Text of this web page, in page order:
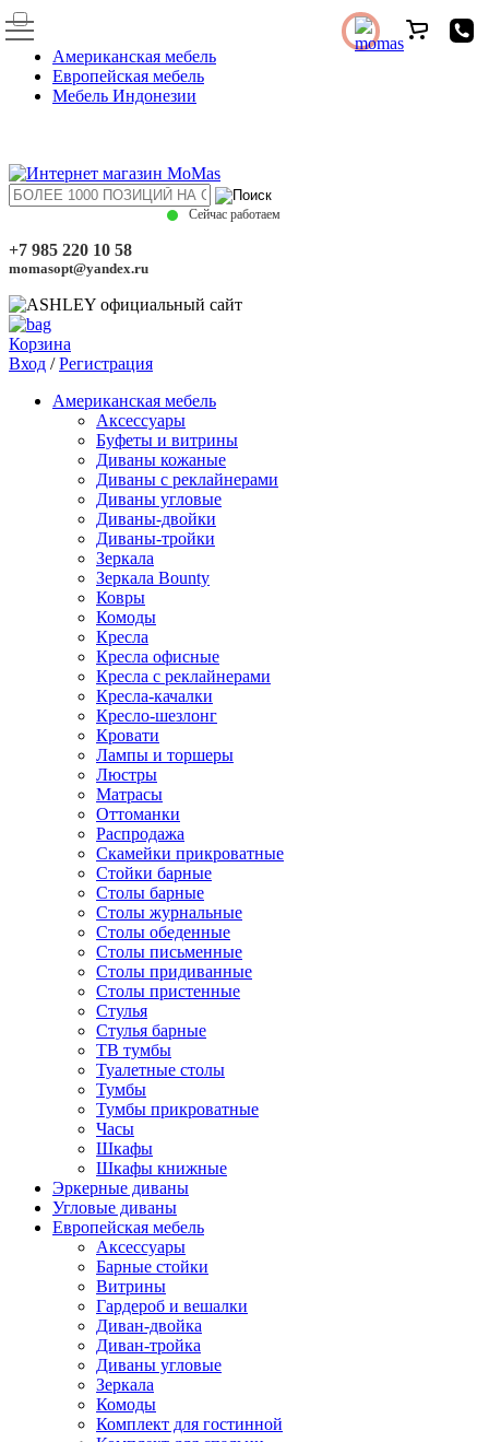
Американская мебель
Европейская мебель
Мебель Индонезии
Сейчас работаем
+7 985 220 10 58
momasopt@yandex.ru
Корзина
Вход /Регистрация
Американская мебель
Аксессуары
Буфеты и витрины
Диваны кожаные
Диваны с реклайнерами
Диваны угловые
Диваны-двойки
Диваны-тройки
Зеркала
Зеркала Bounty
Ковры
Комоды
Кресла
Кресла офисные
Кресла с реклайнерами
Кресла-качалки
Кресло-шезлонг
Кровати
Лампы и торшеры
Люстры
Матрасы
Оттоманки
Распродажа
Скамейки прикроватные
Стойки барные
Столы барные
Столы журнальные
Столы обеденные
Столы письменные
Столы придиванные
Столы пристенные
Стулья
Стулья барные
ТВ тумбы
Туалетные столы
Тумбы
Тумбы прикроватные
Часы
Шкафы
Шкафы книжные
Эркерные диваны
Угловые диваны
Европейская мебель
Аксессуары
Барные стойки
Витрины
Гардероб и вешалки
Диван-двойка
Диван-тройка
Диваны угловые
Зеркала
Комоды
Комплект для гостинной